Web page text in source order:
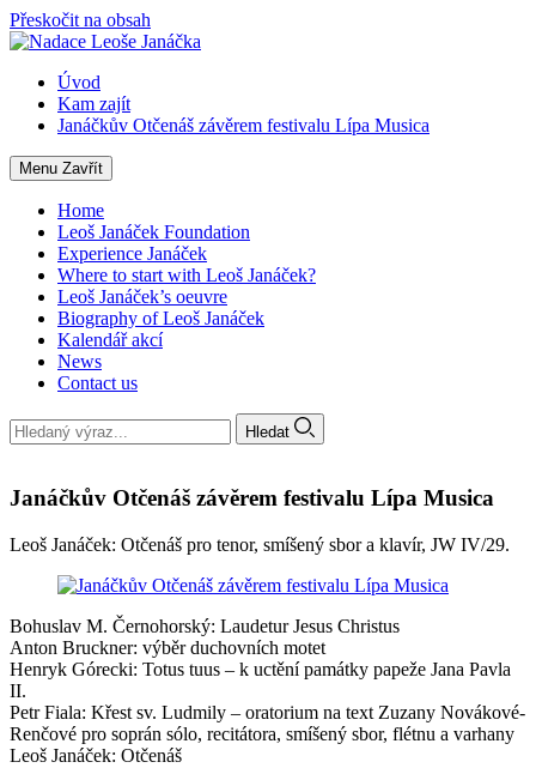
Přeskočit na obsah
Úvod
Kam zajít
Janáčkův Otčenáš závěrem festivalu Lípa Musica
Menu Zavřít
Home
Leoš Janáček Foundation
Experience Janáček
Where to start with Leoš Janáček?
Leoš Janáček’s oeuvre
Biography of Leoš Janáček
Kalendář akcí
News
Contact us
Hledat
Janáčkův Otčenáš závěrem festivalu Lípa Musica
Leoš Janáček: Otčenáš pro tenor, smíšený sbor a klavír, JW IV/29.
Bohuslav M. Černohorský: Laudetur Jesus Christus
Anton Bruckner: výběr duchovních motet
Henryk Górecki: Totus tuus – k uctění památky papeže Jana Pavla
II.
Petr Fiala: Křest sv. Ludmily – oratorium na text Zuzany Novákové-
Renčové pro soprán sólo, recitátora, smíšený sbor, flétnu a varhany
Leoš Janáček: Otčenáš